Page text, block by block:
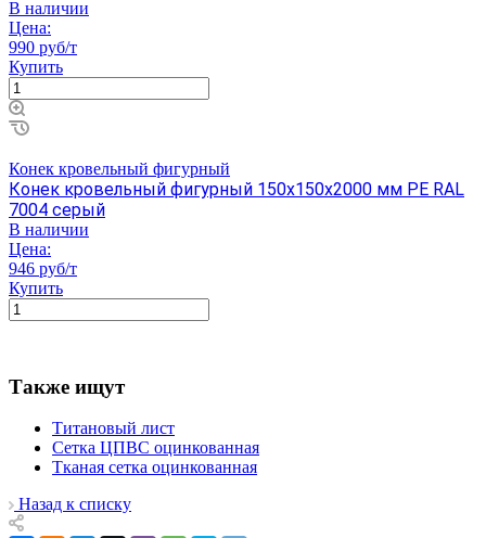
В наличии
Цена:
990 руб/т
Купить
Конек кровельный фигурный
Конек кровельный фигурный 150х150х2000 мм PE RAL
7004 серый
В наличии
Цена:
946 руб/т
Купить
Также ищут
Титановый лист
Сетка ЦПВС оцинкованная
Тканая сетка оцинкованная
Назад к списку